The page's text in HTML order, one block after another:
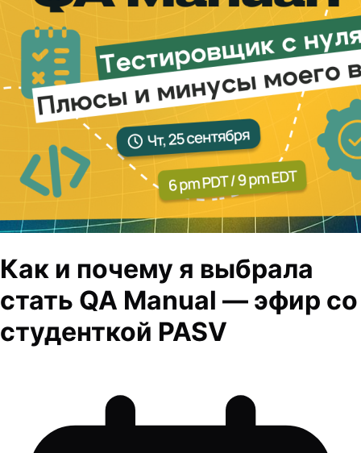
Как и почему я выбрала
стать QA Manual — эфир со
студенткой PASV